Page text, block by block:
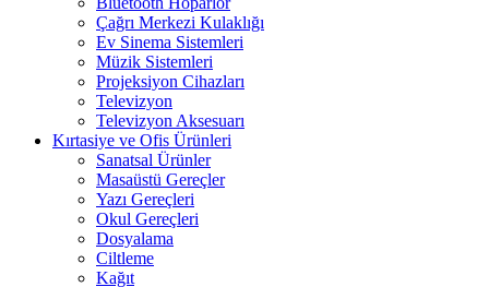
Çağrı Merkezi Kulaklığı
Ev Sinema Sistemleri
Müzik Sistemleri
Projeksiyon Cihazları
Televizyon
Televizyon Aksesuarı
Kırtasiye ve Ofis Ürünleri
Sanatsal Ürünler
Masaüstü Gereçler
Yazı Gereçleri
Okul Gereçleri
Dosyalama
Ciltleme
Kağıt